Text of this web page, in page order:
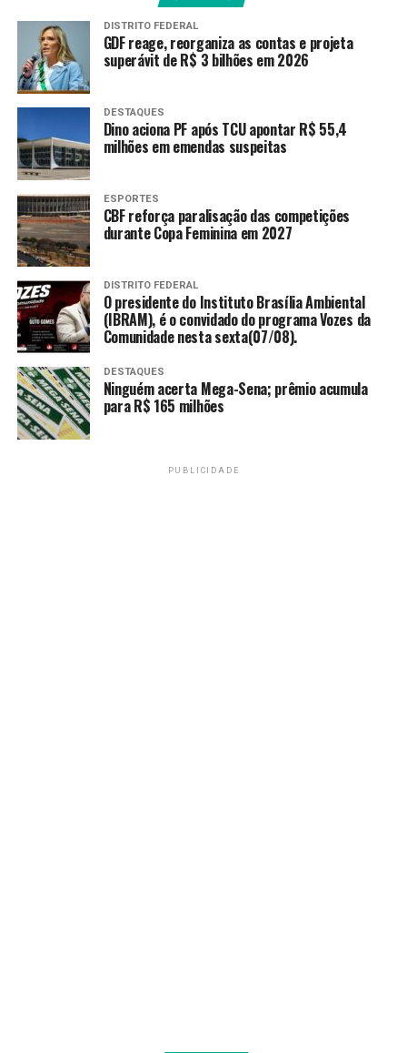
recuperar para o primeiro
jogo. Se não puder, para o
segundo jogo. Não temos
nenhuma dúvida de que não
vamos trocar ninguém”,
enfatizou o técnico.
O Brasil encara o Egito às 19h (horário de Brasília) no
sábado (6), no estádio Huntington Bank Field, na
Cleveland, no estado de Ohio. A abertura da Copa do
Mundo será na próxima quinta (11), às 16h, no México. A
seleção anfitriã medirá forças com a África do Sul, no
estádio Azteca, no primeiro duelo do Grupo A, que inclui
ainda República Tcheca e Coreia do Sul.
A seleção brasileira estreará contra Marrocoas, em 13 de
junho (um sábado), às 19h, no MetLife Stadium, em Nova
Jersey. O Brasil está no Grupo C, que tem ainda Haiti e
DISTRITO FEDERAL
GDF reage, reorganiza as contas e projeta
superávit de R$ 3 bilhões em 2026
DESTAQUES
Dino aciona PF após TCU apontar R$ 55,4
milhões em emendas suspeitas
ESPORTES
CBF reforça paralisação das competições
durante Copa Feminina em 2027
DISTRITO FEDERAL
O presidente do Instituto Brasília Ambiental
(IBRAM), é o convidado do programa Vozes da
Comunidade nesta sexta(07/08).
DESTAQUES
Ninguém acerta Mega-Sena; prêmio acumula
para R$ 165 milhões
PUBLICIDADE